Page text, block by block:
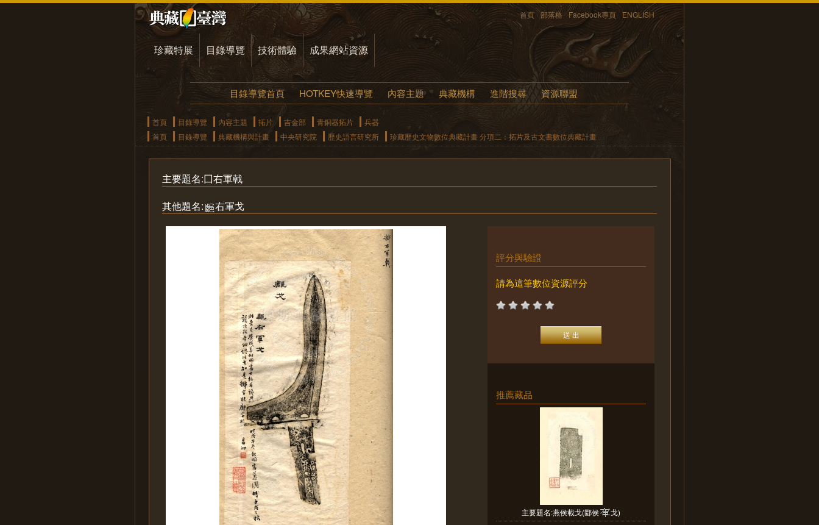
首頁 部落格 Facebook專頁 ENGLISH
珍藏特展 目錄導覽 技術體驗 成果網站資源
目錄導覽首頁 HOTKEY快速導覽 內容主題 典藏機構 進階搜尋 資源聯盟
首頁 目錄導覽 內容主題 拓片 吉金部 青銅器拓片
兵器
首頁
目錄導覽 典藏機構與計畫 中央研究院 歷史語言研究所 珍藏歷史文物數位典藏計畫 分項二：拓片及古文書數位典藏計畫
主要題名:囗右軍戟
其他題名:
右軍戈
評分與驗證
請為這筆數位資源評分
推薦藏品
主要題名:燕侯載戈(郾侯 戈)